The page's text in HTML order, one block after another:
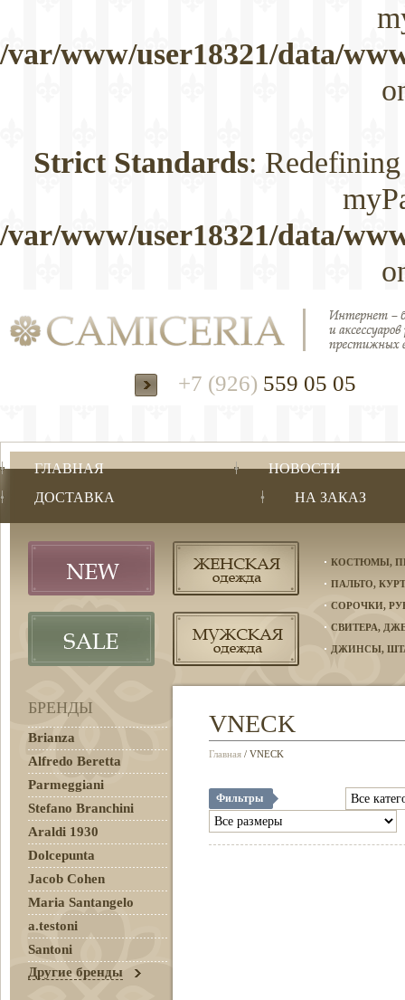
/var/www/user18321/data/
Strict Standards:
/var/www/user18321/data/
+7 (926) 559 05 05
ГЛАВНАЯ
НОВОСТИ
ДОСТАВКА
НА ЗАКАЗ
КОСТЮМЫ,
ПАЛЬТО,
СОРОЧКИ,
СВИТЕРА,
ДЖИНСЫ,
ПЛАТЬЯ,
ПОЛО,
VNECK
Главная / VNECK
Фильтры
БРЕНДЫ
Brianza
Alfredo Beretta
Parmeggiani
Stefano Branchini
Araldi 1930
Dolcepunta
Jacob Cohen
Maria Santangelo
a.testoni
Santoni
Другие бренды